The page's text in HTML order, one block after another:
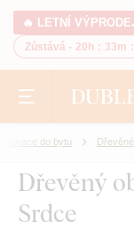
🔥 LETNÍ
Zůstává - 20h : 33m :
do bytu
Dřevěný
Srdce